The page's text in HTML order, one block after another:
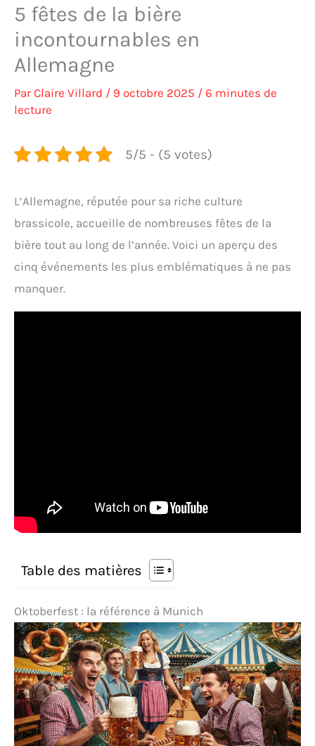
5 fêtes de la bière
incontournables en
Allemagne
ParClaire Villard / 9 octobre 2025 / 6 minutes de
lecture
5/5 - (5 votes)
L’Allemagne, réputée pour sa riche culture
brassicole, accueille de nombreuses fêtes de la
bière tout au long de l’année. Voici un aperçu des
cinq événements les plus emblématiques à ne pas
manquer.
Table des matières
Oktoberfest : la référence à Munich